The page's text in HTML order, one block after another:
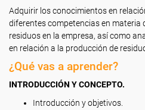
Adquirir los conocimientos en
diferentes competencias en materia
residuos en la empresa, así como
en relación a la producción de
¿Qué vas a aprender?
INTRODUCCIÓN Y CONCEPTO.
Introducción y objetivos.